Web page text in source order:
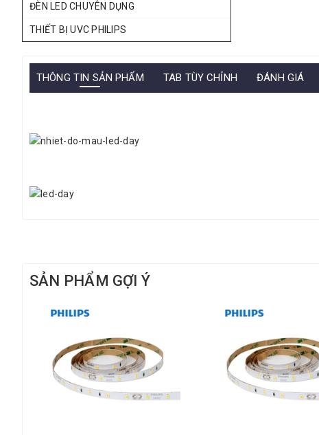
ĐÈN LED CHUYÊN DỤNG
THIẾT BỊ UVC PHILIPS
THÔNG TIN SẢN PHẨM TAB TÙY CHỈNH ĐÁNH GIÁ
SẢN PHẨM GỢI Ý